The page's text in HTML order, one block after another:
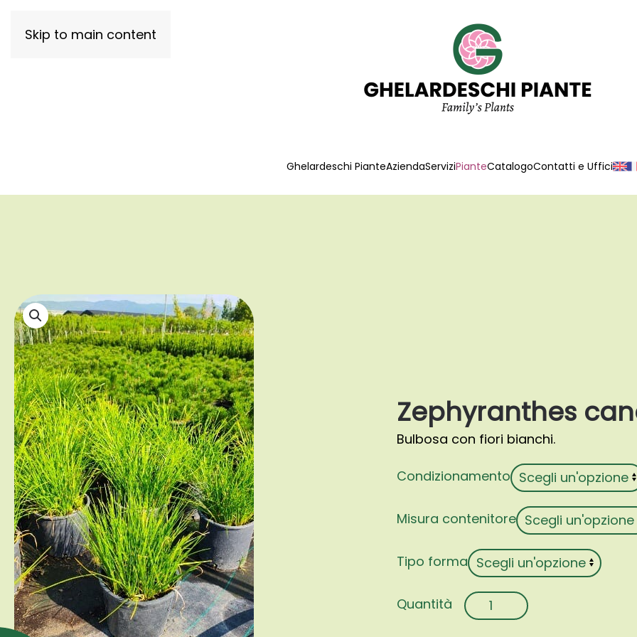
Skip to main content
Ghelardeschi PianteAziendaServiziPianteCatalogoContatti e Uffici
Zephyranthes
Bulbosa con fiori bianchi.
Condizionamento
Misura contenitore
Tipo forma
Zephyranthes
candida